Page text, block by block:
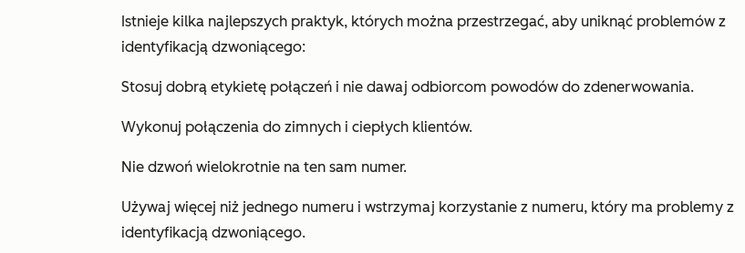
Istnieje kilka najlepszych praktyk, których można przestrzegać, aby uniknąć problemów z
identyfikacją dzwoniącego:
Stosuj dobrą etykietę połączeń i nie dawaj odbiorcom powodów do zdenerwowania.
Wykonuj połączenia do zimnych i ciepłych klientów.
Nie dzwoń wielokrotnie na ten sam numer.
Używaj więcej niż jednego numeru i wstrzymaj korzystanie z numeru, który ma problemy z
identyfikacją dzwoniącego.